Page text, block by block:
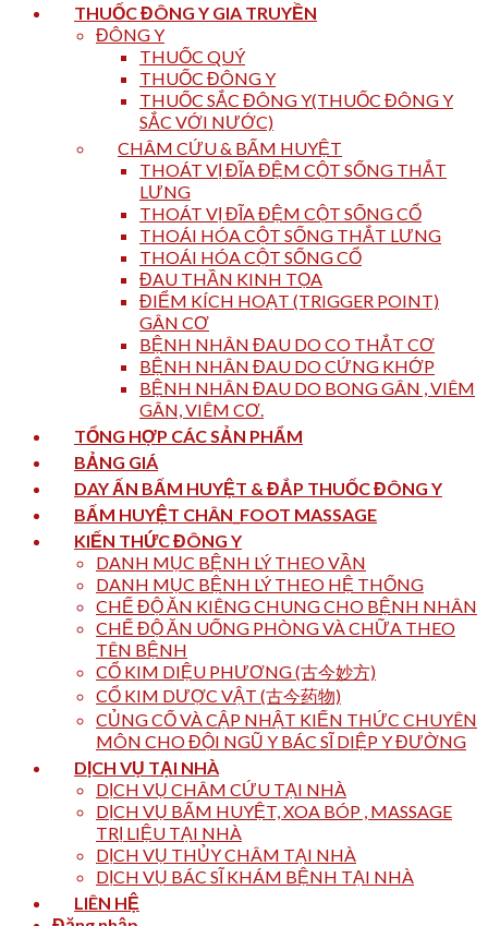
THUỐC ĐÔNG Y GIA TRUYỀN
ĐÔNG Y
THUỐC QUÝ
THUỐC ĐÔNG Y
THUỐC SẮC ĐÔNG Y(THUỐC ĐÔNG Y
SẮC VỚI NƯỚC)
CHÂM CỨU & BẤM HUYỆT
THOÁT VỊ ĐĨA ĐỆM CỘT SỐNG THẮT
LƯNG
THOÁT VỊ ĐĨA ĐỆM CỘT SỐNG CỔ
THOÁI HÓA CỘT SỐNG THẮT LƯNG
THOÁI HÓA CỘT SỐNG CỔ
ĐAU THẦN KINH TỌA
ĐIỂM KÍCH HOẠT (TRIGGER POINT)
GÂN CƠ
BỆNH NHÂN ĐAU DO CO THẮT CƠ
BỆNH NHÂN ĐAU DO CỨNG KHỚP
BỆNH NHÂN ĐAU DO BONG GÂN , VIÊM
GÂN, VIÊM CƠ.
TỔNG HỢP CÁC SẢN PHẨM
BẢNG GIÁ
DAY ẤN BẤM HUYỆT & ĐẮP THUỐC ĐÔNG Y
BẤM HUYỆT CHÂN_FOOT MASSAGE
KIẾN THỨC ĐÔNG Y
DANH MỤC BỆNH LÝ THEO VẦN
DANH MỤC BỆNH LÝ THEO HỆ THỐNG
CHẾ ĐỘ ĂN KIÊNG CHUNG CHO BỆNH NHÂN
CHẾ ĐỘ ĂN UỐNG PHÒNG VÀ CHỮA THEO
TÊN BỆNH
CỔ KIM DIỆU PHƯƠNG (古今妙方)
CỔ KIM DƯỢC VẬT (古今药物)
CỦNG CỐ VÀ CẬP NHẬT KIẾN THỨC CHUYÊN
MÔN CHO ĐỘI NGŨ Y BÁC SĨ DIỆP Y ĐƯỜNG
DỊCH VỤ TẠI NHÀ
DỊCH VỤ CHÂM CỨU TẠI NHÀ
DỊCH VỤ BẤM HUYỆT, XOA BÓP , MASSAGE
TRỊ LIỆU TẠI NHÀ
DỊCH VỤ THỦY CHÂM TẠI NHÀ
DỊCH VỤ BÁC SĨ KHÁM BỆNH TẠI NHÀ
LIÊN HỆ